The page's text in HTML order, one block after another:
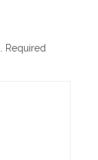
Required